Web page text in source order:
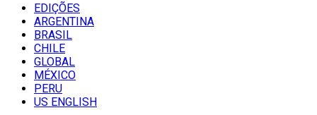
EDIÇÕES
ARGENTINA
BRASIL
CHILE
GLOBAL
MÉXICO
PERU
US ENGLISH